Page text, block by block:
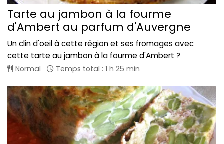
Tarte au jambon à la fourme
d'Ambert au parfum d'Auvergne
Un clin d'oeil à cette région et ses fromages avec
cette tarte au jambon à la fourme d'Ambert ?
Normal Temps total : 1 h 25 min